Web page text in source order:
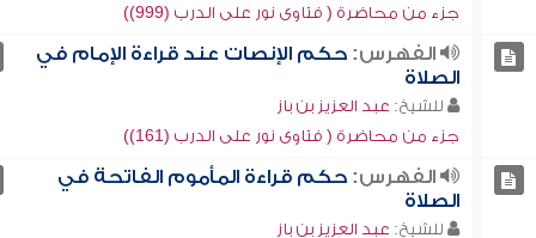
جزء من محاضرة ( فتاوى نور على الدرب (999))
الفهرس: حكم الإنصات عند قراءة الإمام في
الصلاة
للشيخ: عبد العزيز بن باز
جزء من محاضرة ( فتاوى نور على الدرب (161))
الفهرس: حكم قراءة المأموم الفاتحة في
الصلاة
للشيخ: عبد العزيز بن باز